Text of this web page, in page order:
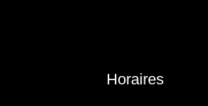
Horaires